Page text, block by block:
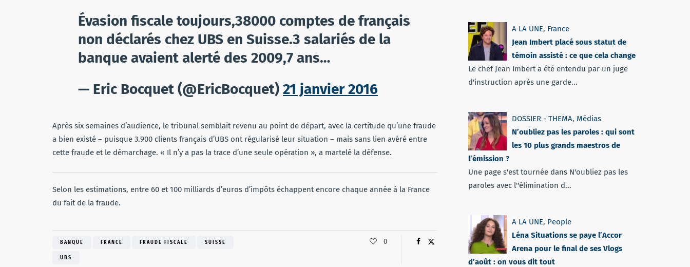
Évasion fiscale toujours,38000 comptes de français
non déclarés chez UBS en Suisse.3 salariés de la
banque avaient alerté des 2009,7 ans…
— Eric Bocquet (@EricBocquet) 21 janvier 2016
Après six semaines d’audience, le tribunal semblait revenu au point de départ, avec la certitude qu’une fraude
a bien existé – puisque 3.900 clients français d’UBS ont régularisé leur situation – mais sans lien avéré entre
cette fraude et le démarchage. « Il n’y a pas la trace d’une seule opération », a martelé la défense.
Selon les estimations, entre 60 et 100 milliards d’euros d’impôts échappent encore chaque année à la France
du fait de la fraude.
BANQUE FRANCE FRAUDE FISCALE SUISSE
UBS
0
A LA UNE, France
Jean Imbert placé sous statut de
témoin assisté : ce que cela change
Le chef Jean Imbert a été entendu par un juge
d'instruction après une garde...
DOSSIER - THEMA, Médias
N’oubliez pas les paroles : qui sont
les 10 plus grands maestros de
l’émission ?
Une page s'est tournée dans N'oubliez pas les
paroles avec l''élimination d...
A LA UNE, People
Léna Situations se paye l’Accor
Arena pour le final de ses Vlogs
d’août : on vous dit tout